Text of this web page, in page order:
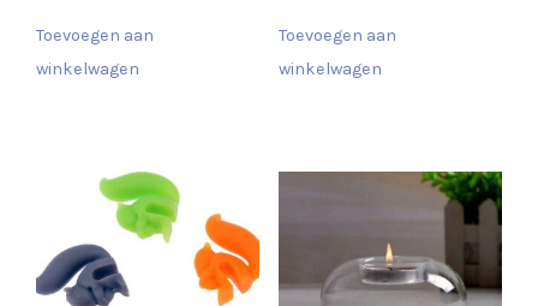
Toevoegen aan
winkelwagen
Toevoegen aan
winkelwagen